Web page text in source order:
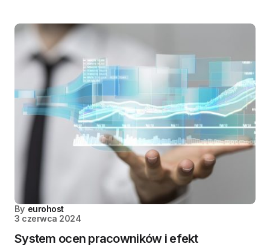
By eurohost
3 czerwca 2024
System ocen pracowników i efekt